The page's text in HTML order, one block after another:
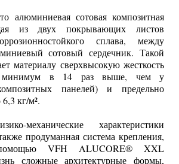
алюминиевая сотовая композитная
из двух покрывающих листов
сплава, между
сотовый сердечник. Такой
материалу сверхвысокую жесткость
минимум в 14 раз выше, чем у
панелей) и предельно
кг/м².
механические характеристики
продуманная система крепления,
VFH ALUCORE® XXL
сложные архитектурные формы,